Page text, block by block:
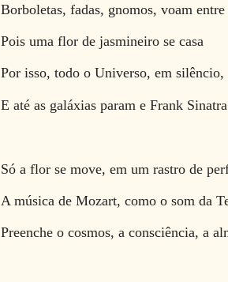
Borboletas, fadas, gnomos, voam
Pois uma flor de jasmineiro se casa
Por isso, todo o Universo, em
E até as galáxias param e Frank
Só a flor se move, em um rastro de
A música de Mozart, como o som da
Preenche o cosmos, a consciência, a